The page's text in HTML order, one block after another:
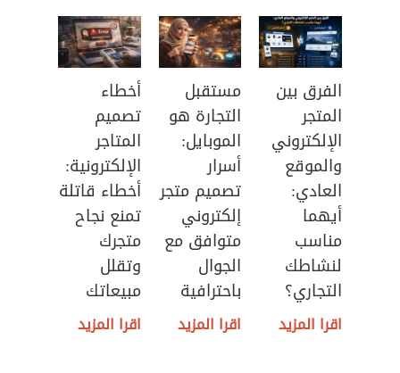
الفرق بين
المتجر
الإلكتروني
والموقع
العادي:
أيهما
مناسب
لنشاطك
التجاري؟
اقرا المزيد
مستقبل
التجارة هو
الموبايل:
أسرار
تصميم متجر
إلكتروني
متوافق مع
الجوال
باحترافية
اقرا المزيد
أخطاء
تصميم
المتاجر
الإلكترونية:
أخطاء قاتلة
تمنع نجاح
متجرك
وتقلل
مبيعاتك
اقرا المزيد